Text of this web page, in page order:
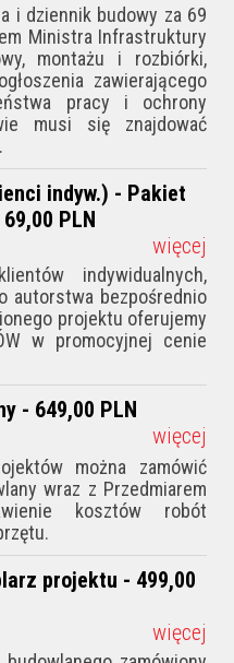
i dziennik budowy za 69
Ministra Infrastruktury
montażu i rozbiórki,
zawierającego
pracy i ochrony
musi się znajdować
indyw.) - Pakiet
PLN
więcej
indywidualnych,
autorstwa bezpośrednio
projektu oferujemy
w promocyjnej cenie
- 649,00 PLN
więcej
można zamówić
wraz z Przedmiarem
kosztów robót
projektu - 499,00
więcej